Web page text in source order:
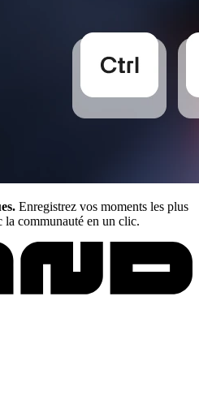
Enregistrez vos moments les plus
la communauté en un clic.